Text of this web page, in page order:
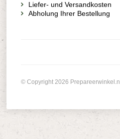
Liefer- und Versandkosten
Abholung Ihrer Bestellung
© Copyright 2026 Prepareerwinkel.nl